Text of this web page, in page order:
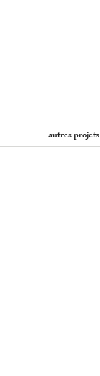
autres projets